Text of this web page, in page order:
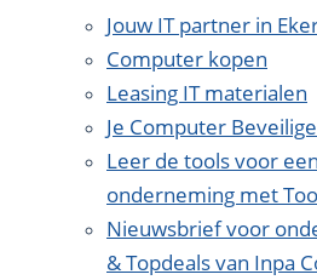
Jouw IT partner in
Computer kopen
Leasing IT materialen
Je Computer
Leer de tools voor
onderneming met
Nieuwsbrief voor
& Topdeals van Inpa